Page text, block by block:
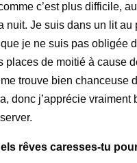
c’est plus difficile,
nuit. Je suis dans un lit
que je ne suis pas obligée
places de moitié à cause
trouve bien chanceuse
donc j’apprécie
rêves caresses-tu